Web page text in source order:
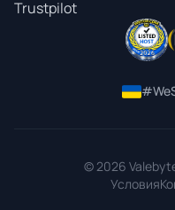
Trustpilot
© 2026
Условия